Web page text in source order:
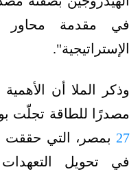
في مقدمة محاور
الإستراتيجية".
وذكر الملا أن
مصدرًا للطاقة تجلّت
27 بمصر، التي حققت
في تحويل التعهدات